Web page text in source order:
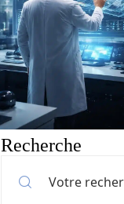
Recherche